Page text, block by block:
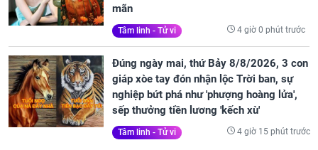
mãn
Tâm linh - Tử vi 4 giờ 0 phút trước
Đúng ngày mai, thứ Bảy 8/8/2026, 3 con
giáp xòe tay đón nhận lộc Trời ban, sự
nghiệp bứt phá như 'phượng hoàng lửa',
sếp thưởng tiền lương 'kếch xù'
Tâm linh - Tử vi 4 giờ 15 phút trước